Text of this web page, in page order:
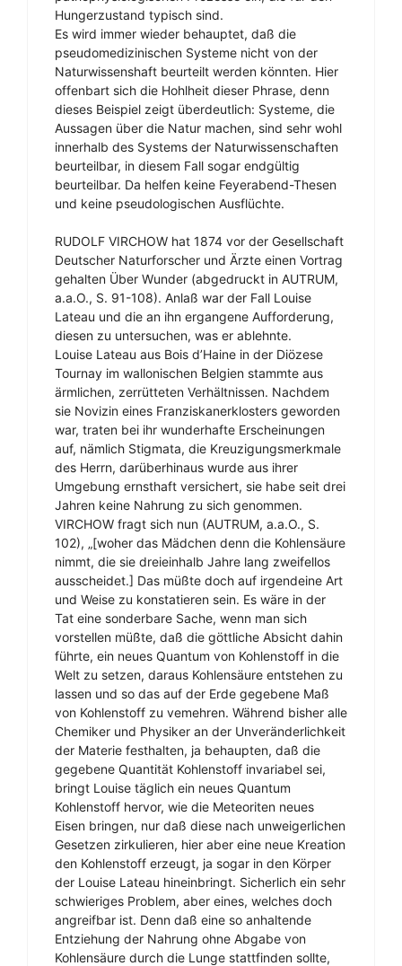
Hungerzustand typisch sind.
Es wird immer wieder behauptet, daß die
pseudomedizinischen Systeme nicht von der
Naturwissenshaft beurteilt werden könnten. Hier
offenbart sich die Hohlheit dieser Phrase, denn
dieses Beispiel zeigt überdeutlich: Systeme, die
Aussagen über die Natur machen, sind sehr wohl
innerhalb des Systems der Naturwissenschaften
beurteilbar, in diesem Fall sogar endgültig
beurteilbar. Da helfen keine Feyerabend-Thesen
und keine pseudologischen Ausflüchte.
RUDOLF VIRCHOW hat 1874 vor der Gesellschaft
Deutscher Naturforscher und Ärzte einen Vortrag
gehalten Über Wunder (abgedruckt in AUTRUM,
a.a.O., S. 91-108). Anlaß war der Fall Louise
Lateau und die an ihn ergangene Aufforderung,
diesen zu untersuchen, was er ablehnte.
Louise Lateau aus Bois d’Haine in der Diözese
Tournay im wallonischen Belgien stammte aus
ärmlichen, zerrütteten Verhältnissen. Nachdem
sie Novizin eines Franziskanerklosters geworden
war, traten bei ihr wunderhafte Erscheinungen
auf, nämlich Stigmata, die Kreuzigungsmerkmale
des Herrn, darüberhinaus wurde aus ihrer
Umgebung ernsthaft versichert, sie habe seit drei
Jahren keine Nahrung zu sich genommen.
VIRCHOW fragt sich nun (AUTRUM, a.a.O., S.
102), „[woher das Mädchen denn die Kohlensäure
nimmt, die sie dreieinhalb Jahre lang zweifellos
ausscheidet.] Das müßte doch auf irgendeine Art
und Weise zu konstatieren sein. Es wäre in der
Tat eine sonderbare Sache, wenn man sich
vorstellen müßte, daß die göttliche Absicht dahin
führte, ein neues Quantum von Kohlenstoff in die
Welt zu setzen, daraus Kohlensäure entstehen zu
lassen und so das auf der Erde gegebene Maß
von Kohlenstoff zu vemehren. Während bisher alle
Chemiker und Physiker an der Unveränderlichkeit
der Materie festhalten, ja behaupten, daß die
gegebene Quantität Kohlenstoff invariabel sei,
bringt Louise täglich ein neues Quantum
Kohlenstoff hervor, wie die Meteoriten neues
Eisen bringen, nur daß diese nach unweigerlichen
Gesetzen zirkulieren, hier aber eine neue Kreation
den Kohlenstoff erzeugt, ja sogar in den Körper
der Louise Lateau hineinbringt. Sicherlich ein sehr
schwieriges Problem, aber eines, welches doch
angreifbar ist. Denn daß eine so anhaltende
Entziehung der Nahrung ohne Abgabe von
Kohlensäure durch die Lunge stattfinden sollte,